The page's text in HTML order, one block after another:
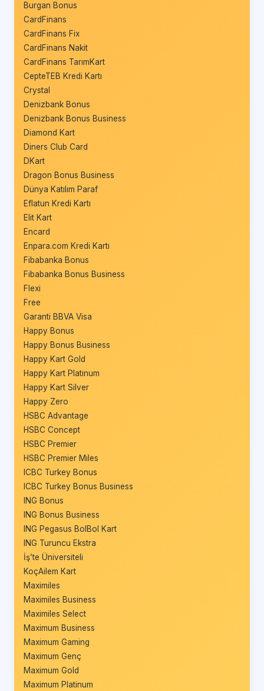
Burgan Bonus
CardFinans
CardFinans Fix
CardFinans Nakit
CardFinans TarımKart
CepteTEB Kredi Kartı
Crystal
Denizbank Bonus
Denizbank Bonus Business
Diamond Kart
Diners Club Card
DKart
Dragon Bonus Business
Dünya Katılım Paraf
Eflatun Kredi Kartı
Elit Kart
Encard
Enpara.com Kredi Kartı
Fibabanka Bonus
Fibabanka Bonus Business
Flexi
Free
Garanti BBVA Visa
Happy Bonus
Happy Bonus Business
Happy Kart Gold
Happy Kart Platinum
Happy Kart Silver
Happy Zero
HSBC Advantage
HSBC Concept
HSBC Premier
HSBC Premier Miles
ICBC Turkey Bonus
ICBC Turkey Bonus Business
ING Bonus
ING Bonus Business
ING Pegasus BolBol Kart
ING Turuncu Ekstra
İş’te Üniversiteli
KoçAilem Kart
Maximiles
Maximiles Business
Maximiles Select
Maximum Business
Maximum Gaming
Maximum Genç
Maximum Gold
Maximum Platinum